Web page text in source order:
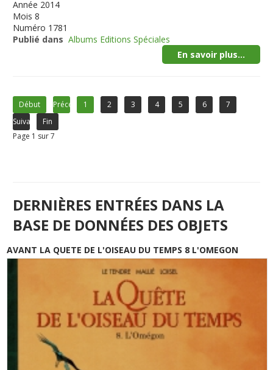
Année 2014
Mois 8
Numéro 1781
Publié dans Albums Editions Spéciales
En savoir plus...
Début Précédent1 2 3 4 5 6
7
Suivant
Fin
Page 1 sur 7
DERNIÈRES ENTRÉES DANS LA
BASE DE DONNÉES DES OBJETS
AVANT LA QUETE DE L'OISEAU DU TEMPS 8 L'OMEGON